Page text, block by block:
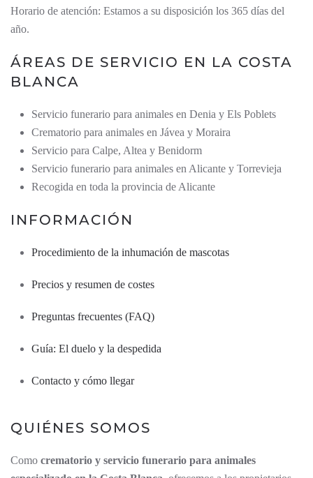
Horario de atención: Estamos a su disposición los 365 días del
año.
ÁREAS DE SERVICIO EN LA COSTA
BLANCA
Servicio funerario para animales en Denia y Els Poblets
Crematorio para animales en Jávea y Moraira
Servicio para Calpe, Altea y Benidorm
Servicio funerario para animales en Alicante y Torrevieja
Recogida en toda la provincia de Alicante
INFORMACIÓN
Procedimiento de la inhumación de mascotas
Precios y resumen de costes
Preguntas frecuentes (FAQ)
Guía: El duelo y la despedida
Contacto y cómo llegar
QUIÉNES SOMOS
Como crematorio y servicio funerario para animales